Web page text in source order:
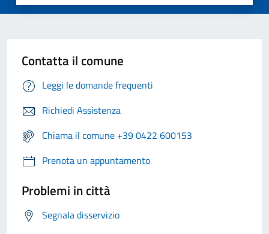
Contatta il comune
Leggi le domande frequenti
Richiedi Assistenza
Chiama il comune +39 0422 600153
Prenota un appuntamento
Problemi in città
Segnala disservizio